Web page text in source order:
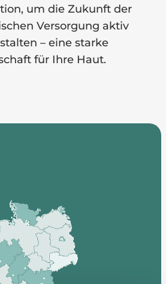
um die Zukunft der
Versorgung aktiv
– eine starke
für Ihre Haut.